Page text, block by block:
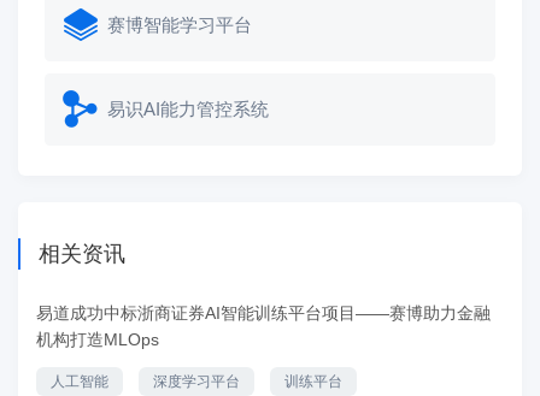
赛博智能学习平台
易识AI能力管控系统
相关资讯
易道成功中标浙商证券AI智能训练平台项目——赛博助力金融
机构打造MLOps
人工智能 深度学习平台 训练平台